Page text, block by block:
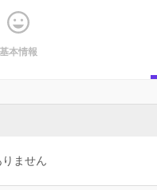
基本情報
ません